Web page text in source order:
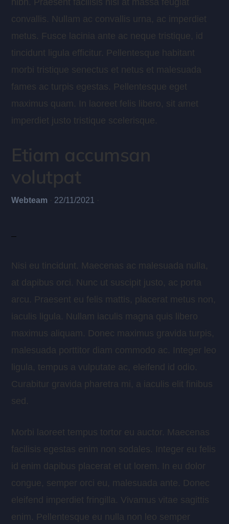
nibh. Praesent facilisis nisl at massa feugiat
convallis. Nullam ac convallis urna, ac imperdiet
metus. Fusce lacinia ante ac neque tristique, id
tincidunt ligula efficitur. Pellentesque habitant
morbi tristique senectus et netus et malesuada
fames ac turpis egestas. Pellentesque eget
maximus quam. In laoreet felis libero, sit amet
imperdiet justo tristique scelerisque.
Etiam accumsan
volutpat
Webteam · 22/11/2021 ·
Nisi eu tincidunt. Maecenas ac malesuada nulla,
at dapibus orci. Nunc ut suscipit justo, ac porta
arcu. Praesent eu felis mattis, placerat metus non,
iaculis ligula. Nullam iaculis magna quis libero
maximus aliquam. Donec maximus gravida turpis,
malesuada porttitor diam commodo ac. Integer leo
ligula, tempus a vulputate ac, eleifend id odio.
Curabitur gravida pharetra mi, a iaculis elit finibus
sed.
Morbi laoreet tempus tortor eu auctor. Maecenas
facilisis egestas enim non sodales. Integer eu felis
id enim dapibus placerat et ut lorem. In eu dolor
congue, semper orci eu, malesuada ante. Donec
eleifend imperdiet fringilla. Vivamus vitae sagittis
enim. Pellentesque eu nulla non leo semper